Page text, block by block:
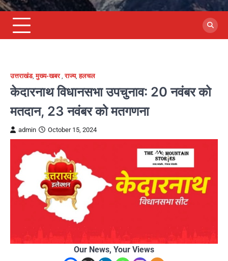
उत्तराखंड,मुख्य-खबर,राज्य,हलचल
केदारनाथ विधानसभा उपचुनाव: 20 नवंबर को
मतदान, 23 नवंबर को मतगणना
admin October 15, 2024
Our News, Your Views